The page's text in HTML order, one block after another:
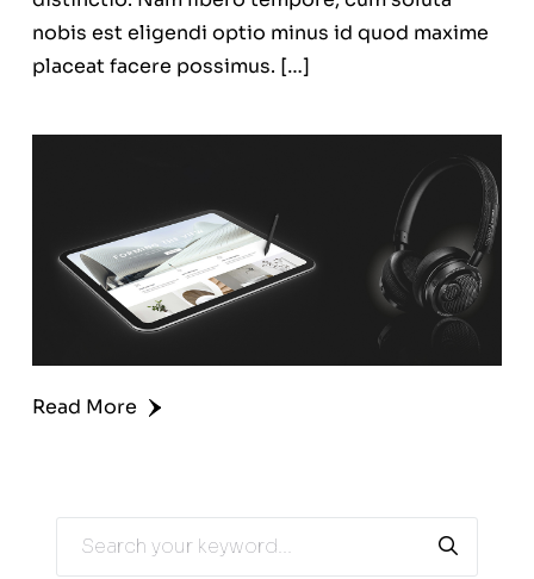
nobis est eligendi optio minus id quod maxime
placeat facere possimus. […]
Read More